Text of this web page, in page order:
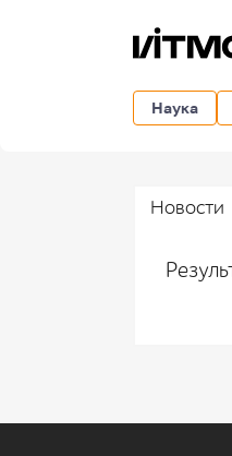
Наука
Новости